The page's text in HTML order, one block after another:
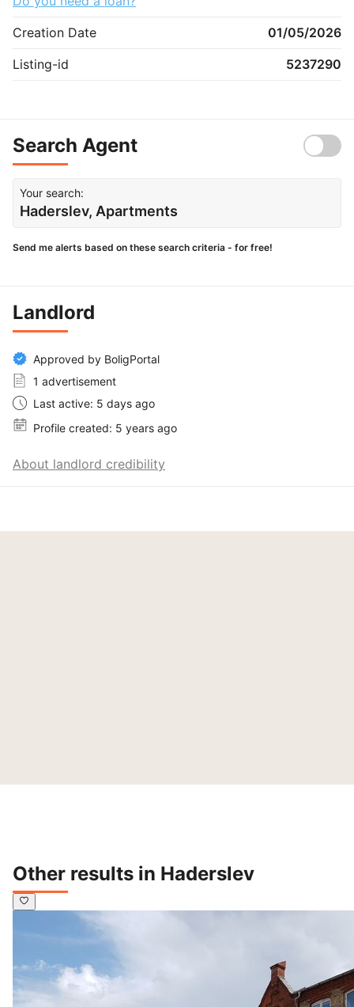
Creation Date
01/05/2026
Listing-id
5237290
Search Agent
Your search:
Haderslev, Apartments
Send me alerts based on these search criteria - for free!
Landlord
Approved by BoligPortal
1 advertisement
Last active: 5 days ago
Profile created: 5 years ago
About landlord credibility
Other results in Haderslev